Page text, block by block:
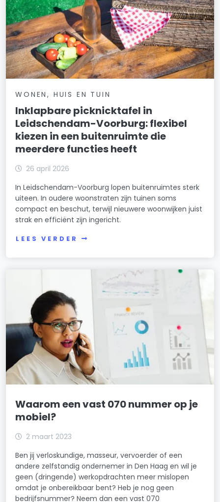
WONEN, HUIS EN TUIN
Inklapbare picknicktafel in
Leidschendam-Voorburg: flexibel
kiezen in een buitenruimte die
meerdere functies heeft
26 april 2026
In Leidschendam-Voorburg lopen buitenruimtes sterk
uiteen. In oudere woonstraten zijn tuinen soms
compact en beschut, terwijl nieuwere woonwijken juist
strak en efficiënt zijn ingericht.
LEES VERDER
Waarom een vast 070 nummer op je
mobiel?
2 maart 2023
Ben jij verloskundige, masseur, vervoerder of een
andere zelfstandig ondernemer in Den Haag en wil je
geen (dringende) werkopdrachten meer mislopen
omdat je onbereikbaar bent? Heb je nog geen
bedrijfsnummer? Neem dan een vast 070